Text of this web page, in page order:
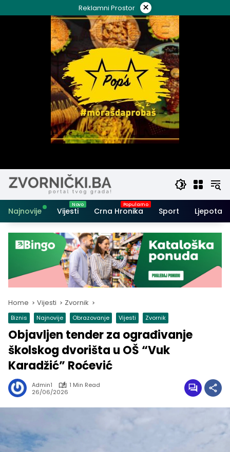
to
Reklamni Prostor ×
Najnovije Vijesti Crna Hronika Sport Ljepota i
Home Vijesti Zvornik
Biznis Najnovije Obrazovanje Vijesti Zvornik
Objavljen tender za ograđivanje
školskog dvorišta u OŠ “Vuk
Karadžić” Roćević
Admin1
1 Min Read
26/06/2026